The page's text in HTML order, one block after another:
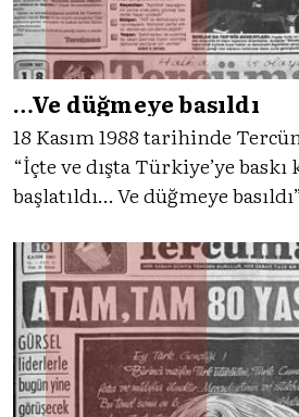
…Ve düğmeye basıldı
18 Kasım 1988 tarihinde
“İçte ve dışta Türkiye’ye baskı
başlatıldı… Ve düğmeye
neler yapılmıştı. Tercüman’ın
birlikte inceleyelim.